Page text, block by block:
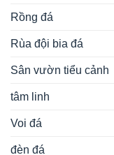
Rồng đá
Rùa đội bia đá
Sân vườn tiểu cảnh
tâm linh
Voi đá
đèn đá